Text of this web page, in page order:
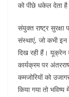
को पीछे धकेल देता
संयुक्त राष्ट्र
संस्थाएं, जो कभी इन
दिख रही हैं। यूक्रेन
कार्यक्रम पर
कमजोरियों को
किया गया तो